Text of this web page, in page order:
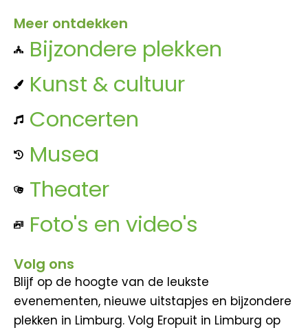
Meer ontdekken
Bijzondere plekken
Kunst & cultuur
Concerten
Musea
Theater
Foto's en video's
Volg ons
Blijf op de hoogte van de leukste
evenementen, nieuwe uitstapjes en bijzondere
plekken in Limburg. Volg Eropuit in Limburg op